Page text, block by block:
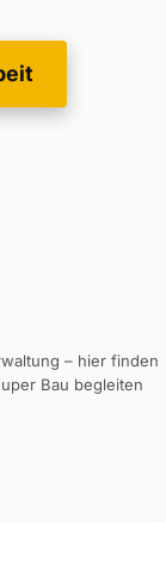
– hier finden
Bau begleiten